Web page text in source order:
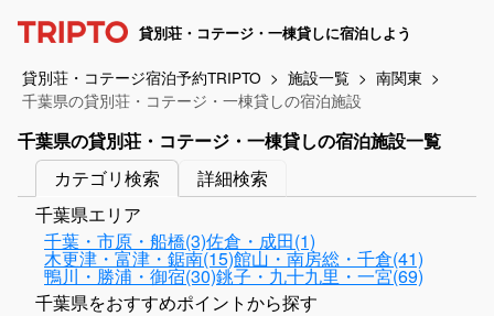
貸別荘・コテージ・一棟貸しに宿泊しよう
貸別荘・コテージ宿泊予約TRIPTO 施設一覧
南関東
千葉県の貸別荘・コテージ・一棟貸しの宿泊施設
千葉県の貸別荘・コテージ・一棟貸しの宿泊施設一覧
カテゴリ検索
詳細検索
千葉県エリア
千葉・市原・船橋(3)佐倉・成田(1)
木更津・富津・鋸南(15)館山・南房総・千倉(41)
鴨川・勝浦・御宿(30)銚子・九十九里・一宮(69)
千葉県をおすすめポイントから探す